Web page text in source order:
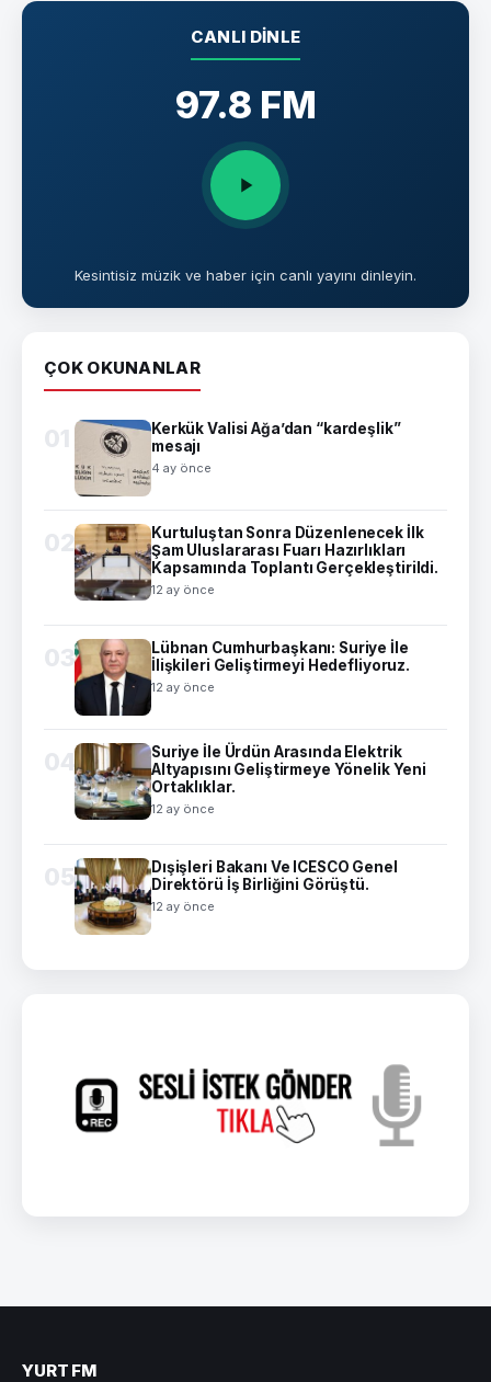
CANLI DINLE
97.8 FM
Kesintisiz müzik ve haber için canlı yayını dinleyin.
ÇOK OKUNANLAR
01
Kerkük Valisi Ağa’dan “kardeşlik”
mesajı
4 ay önce
02
Kurtuluştan Sonra Düzenlenecek İlk
Şam Uluslararası Fuarı Hazırlıkları
Kapsamında Toplantı Gerçekleştirildi.
12 ay önce
03
Lübnan Cumhurbaşkanı: Suriye İle
İlişkileri Geliştirmeyi Hedefliyoruz.
12 ay önce
04
Suriye İle Ürdün Arasında Elektrik
Altyapısını Geliştirmeye Yönelik Yeni
Ortaklıklar.
12 ay önce
05
Dışişleri Bakanı Ve ICESCO Genel
Direktörü İş Birliğini Görüştü.
12 ay önce
YURT FM